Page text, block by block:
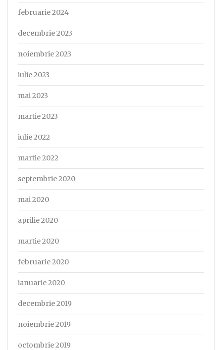
februarie 2024
decembrie 2023
noiembrie 2023
iulie 2023
mai 2023
martie 2023
iulie 2022
martie 2022
septembrie 2020
mai 2020
aprilie 2020
martie 2020
februarie 2020
ianuarie 2020
decembrie 2019
noiembrie 2019
octombrie 2019